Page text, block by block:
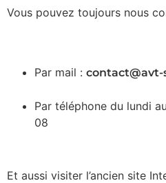
Vous pouvez toujours nous
Par mail :
Par téléphone du lundi
08
Et aussi visiter l’ancien site